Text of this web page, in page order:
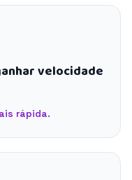
velocidade
rápida.